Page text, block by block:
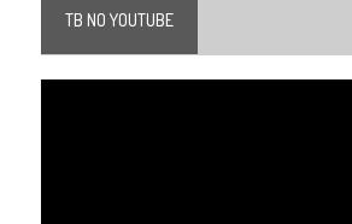
TB NO YOUTUBE